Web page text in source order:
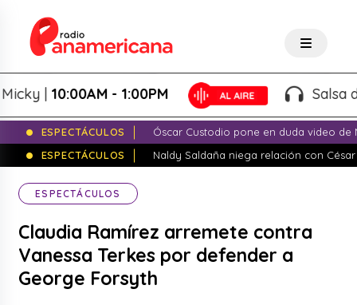
|10:00AM - 1:00PM Salsa de
ESPECTÁCULOS
Óscar Custodio pone en duda video de
ESPECTÁCULOS
Naldy Saldaña niega relación con
ESPECTÁCULOS
Claudia Ramírez arremete contra
Vanessa Terkes por defender a
George Forsyth